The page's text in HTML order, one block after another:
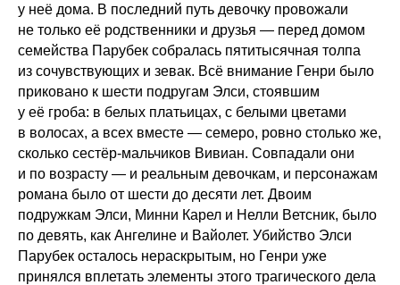
у неё дома. В последний путь девочку провожали
не только её родственники и друзья — перед домом
семейства Парубек собралась пятитысячная толпа
из сочувствующих и зевак. Всё внимание Генри было
приковано к шести подругам Элси, стоявшим
у её гроба: в белых платьицах, с белыми цветами
в волосах, а всех вместе — семеро, ровно столько же,
сколько сестёр-мальчиков Вивиан. Совпадали они
и по возрасту — и реальным девочкам, и персонажам
романа было от шести до десяти лет. Двоим
подружкам Элси, Минни Карел и Нелли Ветсник, было
по девять, как Ангелине и Вайолет. Убийство Элси
Парубек осталось нераскрытым, но Генри уже
принялся вплетать элементы этого трагического дела